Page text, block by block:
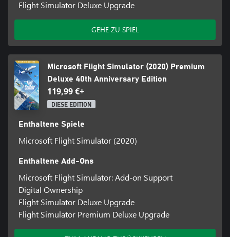
Flight Simulator Deluxe Upgrade
GEHE ZU SPIEL
Microsoft Flight Simulator (2020) Premium
Deluxe 40th Anniversary Edition
119,99 €+
DIESE EDITION
Enthaltene Spiele
Microsoft Flight Simulator (2020)
Enthaltene Add-Ons
Microsoft Flight Simulator: Add-on Support
Digital Ownership
Flight Simulator Deluxe Upgrade
Flight Simulator Premium Deluxe Upgrade